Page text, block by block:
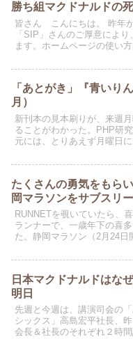
勝ち組マクドナルドの
皆さん こんにちは。 昨年
「SIP」さんのご厚意によ
ます。ホームページの使い
「あとがき」『青いり
月）
新刊本の見本刷りが、来週
ることがわかった。PHP研
元には、とりあえず月曜日
たくさんの勇気をもら
岡マラソンをサブスリ
RUNNETを覗いていたら、
ランナーで、一歳年下の喜
た。静岡マラソン（2月24日
日本マクドナルドは
明日
先週と今週は、講演司会の
シックス」高島宏平社長、
会長＆社長のそれぞれ２時